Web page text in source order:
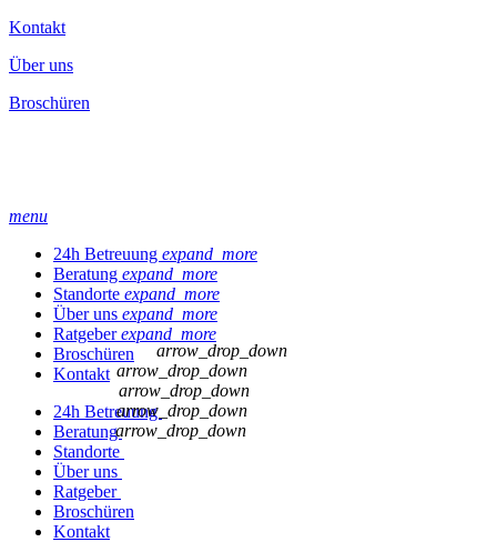
Kontakt
Über uns
Broschüren
menu
24h Betreuung expand_more
Beratung expand_more
Standorte expand_more
Über uns expand_more
Ratgeberexpand_more
Broschüren
Kontakt
24h Betreuung
arrow_drop_down
Beratung
arrow_drop_down
Standorte
arrow_drop_down
Über uns
arrow_drop_down
Ratgeber
arrow_drop_down
Broschüren
Kontakt